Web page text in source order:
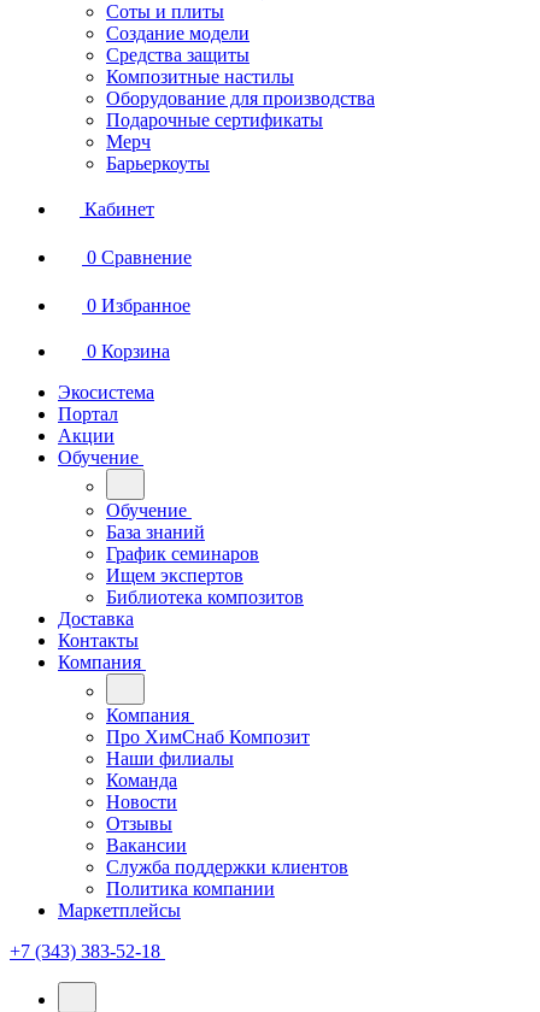
Соты и плиты
Создание модели
Средства защиты
Композитные настилы
Оборудование для производства
Подарочные сертификаты
Мерч
Барьеркоуты
Кабинет
0 Сравнение
0 Избранное
0 Корзина
Экосистема
Портал
Акции
Обучение
Обучение
База знаний
График семинаров
Ищем экспертов
Библиотека композитов
Доставка
Контакты
Компания
Компания
Про ХимСнаб Композит
Наши филиалы
Команда
Новости
Отзывы
Вакансии
Служба поддержки клиентов
Политика компании
Маркетплейсы
+7 (343) 383-52-18